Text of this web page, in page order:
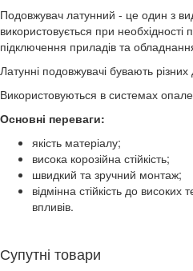
Подовжувач латунний - це один з
використовується при
підключення приладів та
Латунні подовжувачі бувають
Використовуються в системах
Основні переваги:
якість матеріалу;
висока корозійна стійкість;
швидкий та зручний монтаж;
відмінна стійкість до
впливів.
Супутні товари